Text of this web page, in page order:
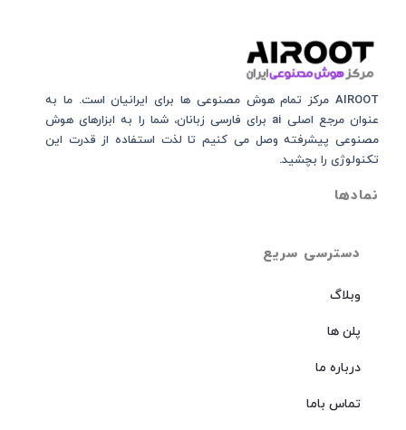
دسترسی سریع
وبلاگ
پلن ها
درباره ما
تماس باما
AIROOT مرکز تمام هوش مصنوعی‌‌‌ ها برای ایرانیان است. ما به
عنوان مرجع اصلی ai برای فارسی زبانان، شما را به ابزارهای هوش
مصنوعی پیشرفته وصل می کنیم تا لذت استفاده از قدرت این
تکنولوژی را بچشید.
نمادها